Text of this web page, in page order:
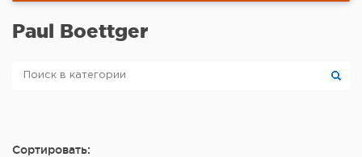
Paul Boettger
Сортировать: